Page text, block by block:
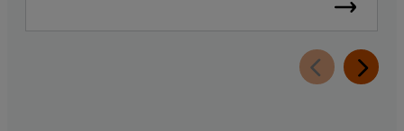
vezérigazgató a napi irányítási feladatoktól